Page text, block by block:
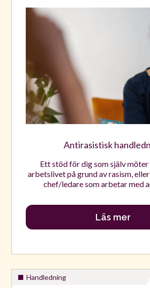
Antirasistisk
Ett stöd för dig som själv
arbetslivet på grund av rasism,
chef/ledare som arbetar med
Läs mer
Handledning